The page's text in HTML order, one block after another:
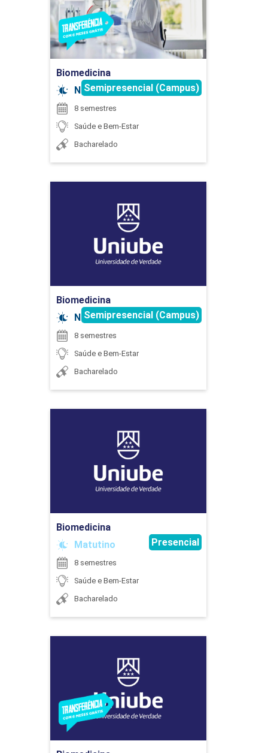
90
CINESIOLOGIA E BIOMECÂNICA
90
CINESIOTERAPIA
90
COMPETÊNCIAS INTEGRADAS EM
TERAPIA OCUPACIONAL
45
Biomedicina
Noturno
Semipresencial (Campus)
8 semestres
Saúde e Bem-Estar
Bacharelado
Ir para Inscrição
Biomedicina
Noturno
Semipresencial (Campus)
8 semestres
Saúde e Bem-Estar
Bacharelado
Detalhes do curso
Biomedicina
Matutino
Presencial
8 semestres
Saúde e Bem-Estar
Bacharelado
Detalhes do curso
Detalhes do curso
Ir para Inscrição